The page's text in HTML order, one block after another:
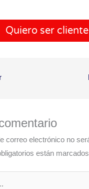
Quiero ser cliente
correo electrónico no
están